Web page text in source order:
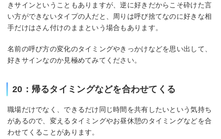
きサインということもありますが、逆に好きだからこそ砕けた言
い方ができないタイプの人だと、周りは呼び捨てなのに好きな相
手だけはさん付けのままという場合もあります。
名前の呼び方の変化のタイミングやきっかけなどを思い出して、
好きサインなのか見極めてみてください。
20：帰るタイミングなどを合わせてくる
職場だけでなく、できるだけ同じ時間を共有したいという気持ち
があるので、変えるタイミングやお昼休憩のタイミングなどを合
わせてくることがあります。